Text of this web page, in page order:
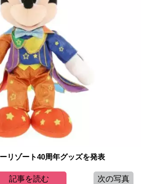
リゾート40周年グッズを発表
記事を読む 次の写真